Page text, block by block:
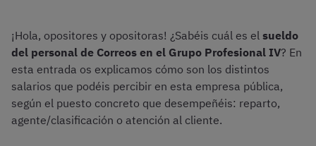
¡Hola, opositores y opositoras! ¿Sabéis cuál es el sueldo
del personal de Correos en el Grupo Profesional IV? En
esta entrada os explicamos cómo son los distintos
salarios que podéis percibir en esta empresa pública,
según el puesto concreto que desempeñéis: reparto,
agente/clasificación o atención al cliente.